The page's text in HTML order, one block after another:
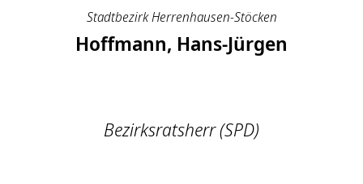
Stadtbezirk Herrenhausen-Stöcken
Hoffmann, Hans-Jürgen
Bezirksratsherr (SPD)